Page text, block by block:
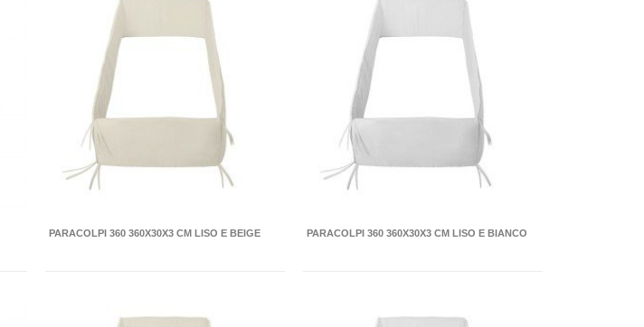
PARACOLPI 360 360X30X3 CM LISO E BEIGE PARACOLPI 360 360X30X3 CM LISO E BIANCO